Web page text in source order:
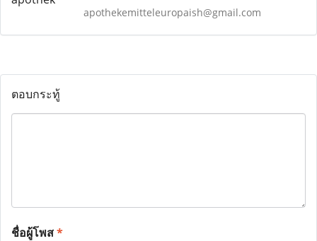
apothekemitteleuropaish@gmail.com
ตอบกระทู้
ชื่อผู้โพส*